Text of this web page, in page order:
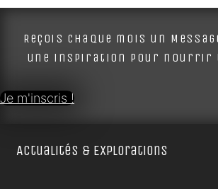
Alternative:
Reçois chaque mois un
une inspiration pour nourrir
Je m'inscris !
Actualités & Explorations